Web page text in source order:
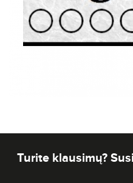
Turite klausimų?